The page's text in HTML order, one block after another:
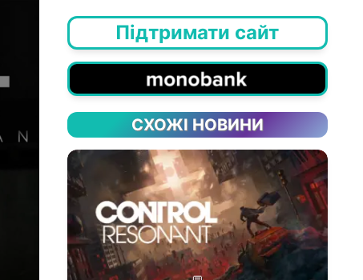
Підтримати сайт
СХОЖІ НОВИНИ